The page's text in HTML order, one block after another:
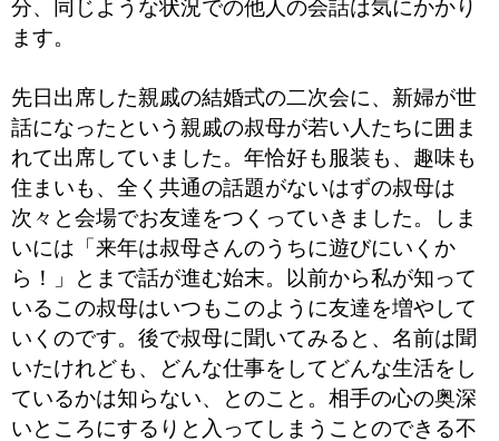
分、同じような状況での他人の会話は気にかかり
ます。
先日出席した親戚の結婚式の二次会に、新婦が世
話になったという親戚の叔母が若い人たちに囲ま
れて出席していました。年恰好も服装も、趣味も
住まいも、全く共通の話題がないはずの叔母は
次々と会場でお友達をつくっていきました。しま
いには「来年は叔母さんのうちに遊びにいくか
ら！」とまで話が進む始末。以前から私が知って
いるこの叔母はいつもこのように友達を増やして
いくのです。後で叔母に聞いてみると、名前は聞
いたけれども、どんな仕事をしてどんな生活をし
ているかは知らない、とのこと。相手の心の奥深
いところにするりと入ってしまうことのできる不